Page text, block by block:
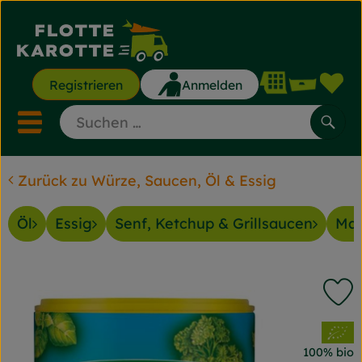
Registrieren Anmelden
Mobiles Menu öffnen
Saisonkisten
Saisonkisten
Gemüse & Obst
Backwaren
Zurück zu Würze, Saucen, Öl & Essig
Öl Essig Senf, Ketchup & Grillsaucen
, Verband:
100% bio